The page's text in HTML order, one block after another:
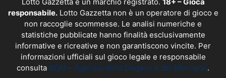
responsabile.Lotto Gazzetta non è un operatore di gioco e
non raccoglie scommesse. Le analisi numeriche e
statistiche pubblicate hanno finalità esclusivamente
informative e ricreative e non garantiscono vincite. Per
informazioni ufficiali sul gioco legale e responsabile
consulta ADM – Agenzia delle Dogane e dei Monopoli.